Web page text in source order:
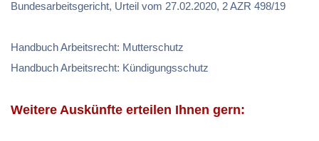
Bundesarbeitsgericht, Urteil vom 27.02.2020, 2 AZR 498/19
Handbuch Arbeitsrecht: Mutterschutz
Handbuch Arbeitsrecht: Kündigungsschutz
Weitere Auskünfte erteilen Ihnen gern: